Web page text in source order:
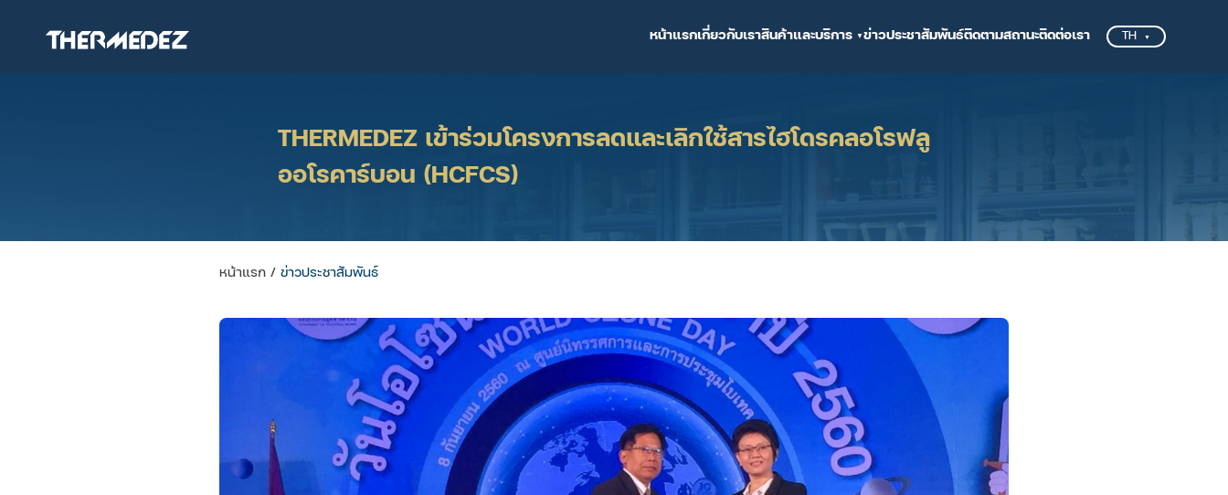
หน้าแรกเกี่ยวกับเราสินค้าและบริการ ข่าวประชาสัมพันธ์ติดตามสถานะติดต่อเรา TH
THERMEDEZ เข้าร่วมโครงการลดและเลิกใช้สารไฮโดรคลอโรฟลู
ออโรคาร์บอน (HCFCS)
หน้าแรก / ข่าวประชาสัมพันธ์